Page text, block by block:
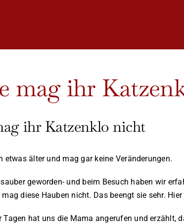
mag ihr
ihr Katzenklo nicht
etwas älter und mag gar keine Veränderungen.
geworden- und beim Besuch haben wir
mag diese Hauben nicht. Das beengt sie sehr.
Tagen hat uns die Mama angerufen und